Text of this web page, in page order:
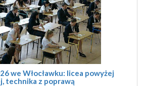
we Włocławku: licea powyżej
technika z poprawą